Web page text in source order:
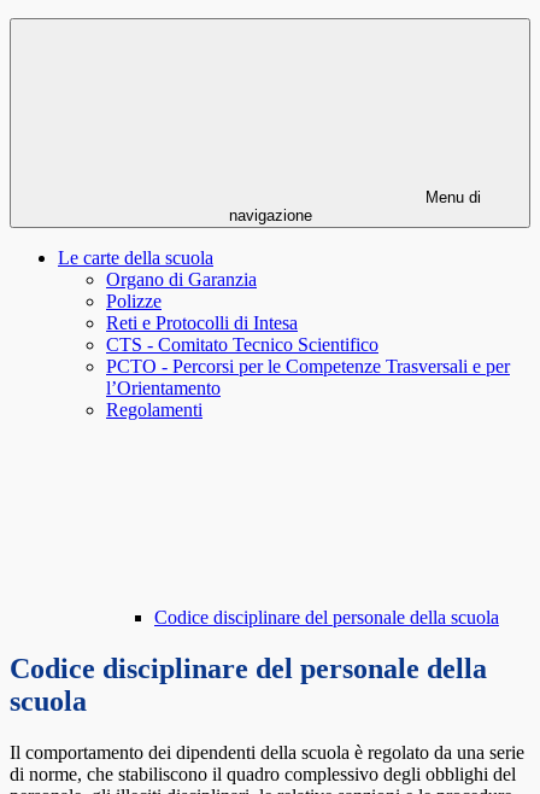
Menu di
navigazione
Le carte della scuola
Organo di Garanzia
Polizze
Reti e Protocolli di Intesa
CTS - Comitato Tecnico Scientifico
PCTO - Percorsi per le Competenze Trasversali e per
l’Orientamento
Regolamenti
Codice disciplinare del personale della scuola
Codice disciplinare del personale della
scuola
Il comportamento dei dipendenti della scuola è regolato da una serie
di norme, che stabiliscono il quadro complessivo degli obblighi del